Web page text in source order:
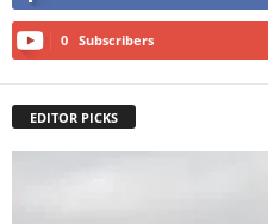
0 Subscribers
EDITOR PICKS